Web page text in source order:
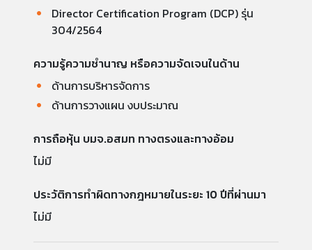
Director Certification Program (DCP) รุ่น
304/2564
ความรู้ความชำนาญ หรือความจัดเจนในด้าน
ด้านการบริหารจัดการ
ด้านการวางแผน งบประมาณ
การถือหุ้น บมจ.อสมท ทางตรงและทางอ้อม
ไม่มี
ประวัติการทำผิดทางกฎหมายในระยะ 10 ปีที่ผ่านมา
ไม่มี